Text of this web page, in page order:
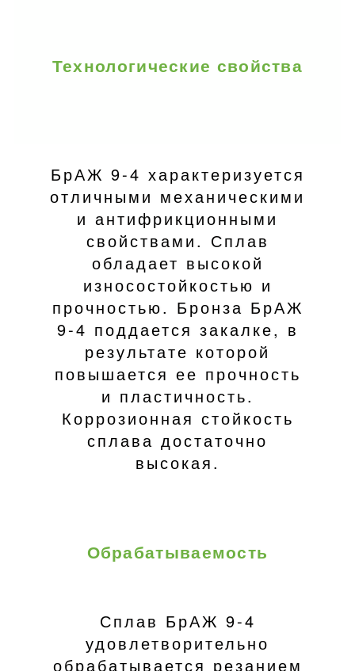
Технологические свойства
БрАЖ 9-4 характеризуется
отличными механическими
и антифрикционными
свойствами. Сплав
обладает высокой
износостойкостью и
прочностью. Бронза БрАЖ
9-4 поддается закалке, в
результате которой
повышается ее прочность
и пластичность.
Коррозионная стойкость
сплава достаточно
высокая.
Обрабатываемость
Сплав БрАЖ 9-4
удовлетворительно
обрабатывается резанием